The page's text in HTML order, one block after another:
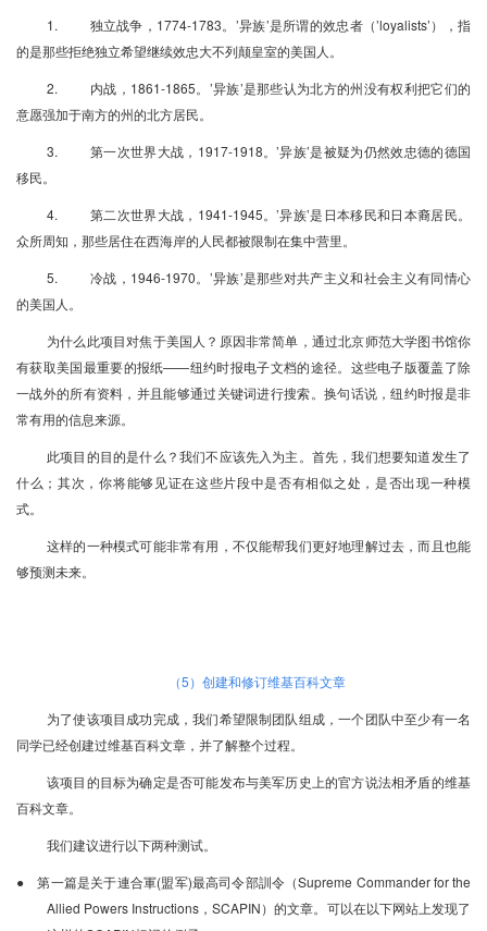
1. 独立战争，1774-1783。’异族’是所谓的效忠者（’loyalists’），指
的是那些拒绝独立希望继续效忠大不列颠皇室的美国人。
2. 内战，1861-1865。’异族’是那些认为北方的州没有权利把它们的
意愿强加于南方的州的北方居民。
3. 第一次世界大战，1917-1918。’异族’是被疑为仍然效忠德的德国
移民。
4. 第二次世界大战，1941-1945。’异族’是日本移民和日本裔居民。
众所周知，那些居住在西海岸的人民都被限制在集中营里。
5. 冷战，1946-1970。’异族’是那些对共产主义和社会主义有同情心
的美国人。
为什么此项目对焦于美国人？原因非常简单，通过北京师范大学图书馆你
有获取美国最重要的报纸——纽约时报电子文档的途径。这些电子版覆盖了除
一战外的所有资料，并且能够通过关键词进行搜索。换句话说，纽约时报是非
常有用的信息来源。
此项目的目的是什么？我们不应该先入为主。首先，我们想要知道发生了
什么；其次，你将能够见证在这些片段中是否有相似之处，是否出现一种模
式。
这样的一种模式可能非常有用，不仅能帮我们更好地理解过去，而且也能
够预测未来。
（5）创建和修订维基百科文章
为了使该项目成功完成，我们希望限制团队组成，一个团队中至少有一名
同学已经创建过维基百科文章，并了解整个过程。
该项目的目标为确定是否可能发布与美军历史上的官方说法相矛盾的维基
百科文章。
我们建议进行以下两种测试。
● 第一篇是关于連合軍(盟军)最高司令部訓令（Supreme Commander for the
Allied Powers Instructions，SCAPIN）的文章。可以在以下网站上发现了